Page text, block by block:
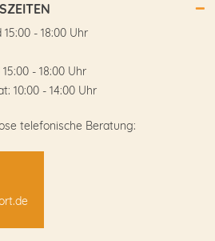
- 18:00 Uhr
- 18:00 Uhr
10:00 - 14:00 Uhr
telefonische Beratung: